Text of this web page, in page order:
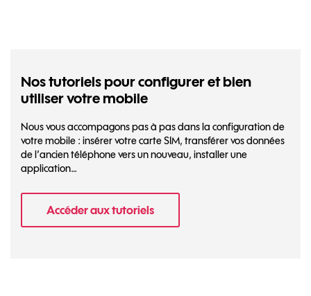
Nos tutoriels pour configurer et bien
utiliser votre mobile
Nous vous accompagons pas à pas dans la configuration de
votre mobile : insérer votre carte SIM, transférer vos données
de l’ancien téléphone vers un nouveau, installer une
application…
Accéder aux tutoriels- Nos tutoriels pour configurer et bien